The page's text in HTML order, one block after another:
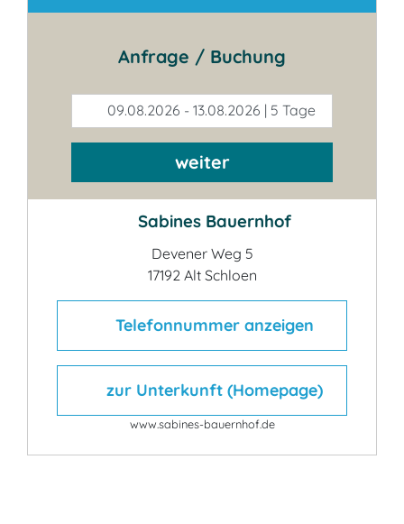
Anfrage / Buchung
09.08.2026 - 13.08.2026 | 5 Tage
weiter
Sabines Bauernhof
Devener Weg 5
17192 Alt Schloen
Telefonnummer anzeigen
zur Unterkunft (Homepage)
www.sabines-bauernhof.de